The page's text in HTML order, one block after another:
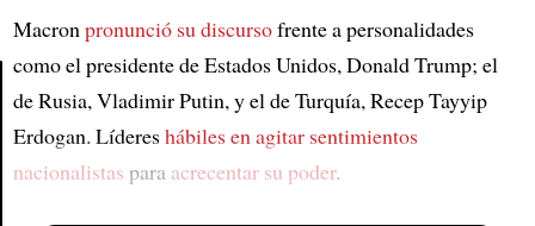
Article
Macronpronunció su discursofrente a personalidades
como el presidente de Estados Unidos, Donald Trump; el
de Rusia, Vladimir Putin, y el de Turquía, Recep Tayyip
Erdogan. Lídereshábiles en agitar sentimientos
nacionalistas para acrecentar su poder.